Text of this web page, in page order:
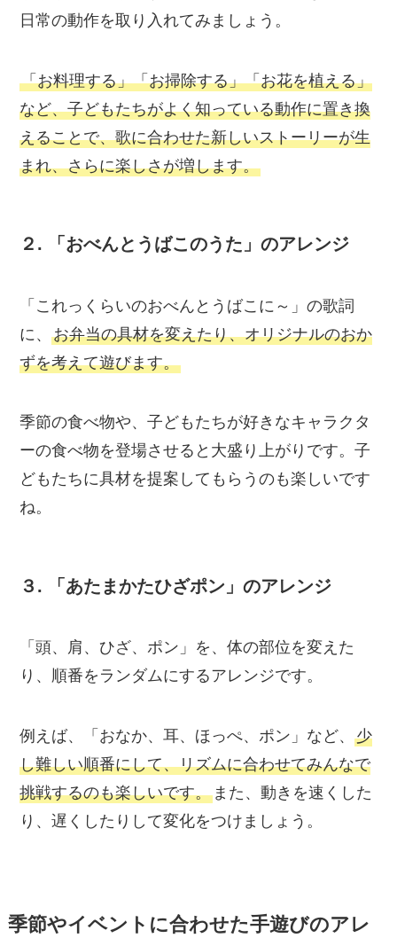
日常の動作を取り入れてみましょう。
「お料理する」「お掃除する」「お花を植える」
など、子どもたちがよく知っている動作に置き換
えることで、歌に合わせた新しいストーリーが生
まれ、さらに楽しさが増します。
２. 「おべんとうばこのうた」のアレンジ
「これっくらいのおべんとうばこに～」の歌詞
に、お弁当の具材を変えたり、オリジナルのおか
ずを考えて遊びます。
季節の食べ物や、子どもたちが好きなキャラクタ
ーの食べ物を登場させると大盛り上がりです。子
どもたちに具材を提案してもらうのも楽しいです
ね。
３. 「あたまかたひざポン」のアレンジ
「頭、肩、ひざ、ポン」を、体の部位を変えた
り、順番をランダムにするアレンジです。
例えば、「おなか、耳、ほっぺ、ポン」など、少
し難しい順番にして、リズムに合わせてみんなで
挑戦するのも楽しいです。 また、動きを速くした
り、遅くしたりして変化をつけましょう。
季節やイベントに合わせた手遊びのアレ